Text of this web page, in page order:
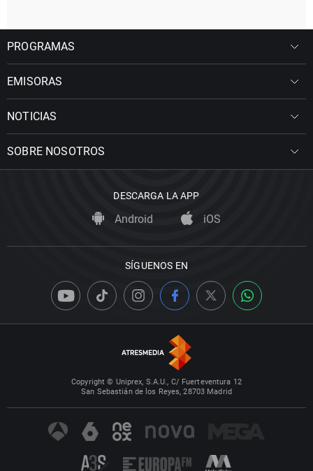
PROGRAMAS
EMISORAS
NOTICIAS
SOBRE NOSOTROS
DESCARGA LA APP
Android iOS
SÍGUENOS EN
Copyright © Uniprex, S.A.U., C/ Fuerteventura 12
San Sebastián de los Reyes, 28703 Madrid